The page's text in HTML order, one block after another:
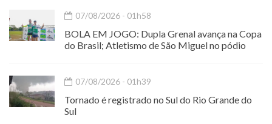
07/08/2026 - 01h58
BOLA EM JOGO: Dupla Grenal avança na Copa
do Brasil; Atletismo de São Miguel no pódio
07/08/2026 - 01h39
Tornado é registrado no Sul do Rio Grande do
Sul